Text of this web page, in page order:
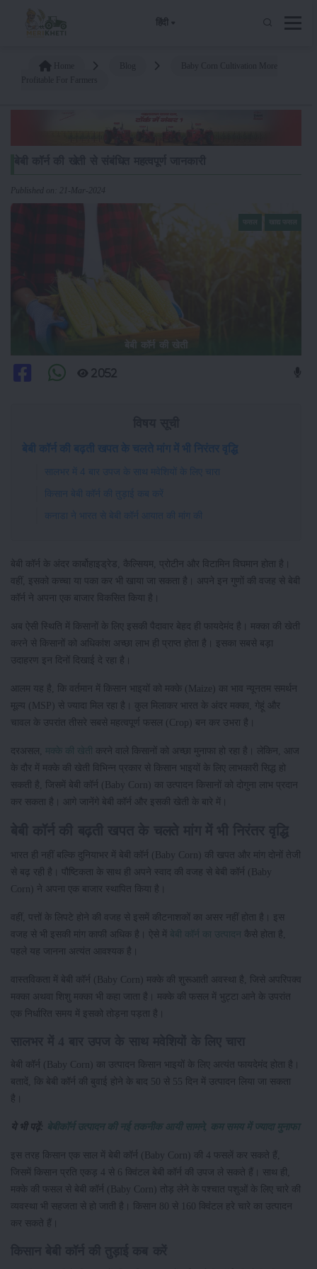
हिंदी
Published on: 21-Mar-2024
2052
बेबी कॉर्न की बढ़ती खपत के चलते मांग में भी निरंतर वृद्धि
सालभर में 4 बार उपज के साथ मवेशियों के लिए चारा
किसान बेबी कॉर्न की तुड़ाई कब करें
कनाडा ने भारत से बेबी कॉर्न आयात की मांग की
बेबी कॉर्न के अंदर कार्बोहाइड्रेड, कैल्सियम, प्रोटीन और विटामिन विघमान होता है।
वहीं, इसको कच्चा या पका कर भी खाया जा सकता है। अपने इन गुणाें की वजह से बेबी
कॉर्न ने अपना एक बाजार विकसित किया है।
अब ऐसी स्थिति में किसानों के लिए इसकी पैदावार बेहद ही फायदेमंद है। मक्का की खेती
करने से किसानों को अधिकांश अच्छा लाभ ही प्राप्त होता है। इसका सबसे बड़ा
उदाहरण इन दिनों दिखाई दे रहा है।
आलम यह है, कि वर्तमान में किसान भाइयों को मक्के (Maize) का भाव न्यूनतम समर्थन
मूल्य (MSP) से ज्यादा मिल रहा है। कुल मिलाकर भारत के अंदर मक्का, गेहूं और
चावल के उपरांत तीसरे सबसे महत्वपूर्ण फसल (Crop) बन कर उभरा है।
दरअसल, मक्के की खेती
करने वाले किसानों को अच्छा मुनाफा हो रहा है। लेकिन, आज
के दौर में मक्के की खेती विभिन्न प्रकार से किसान भाइयों के लिए लाभकारी सिद्ध हो
सकती है, जिसमें बेबी कॉर्न (Baby Corn) का उत्पादन किसानों को दोगुना लाभ प्रदान
कर सकता है। आगे जानेंगे बेबी कॉर्न और इसकी खेती के बारे में।
भारत ही नहीं बल्कि दुनियाभर में बेबी कॉर्न (Baby Corn) की खपत और मांग दोनों तेजी
से बढ़ रही है। पौष्टिकता के साथ ही अपने स्वाद की वजह से बेबी कॉर्न (Baby
Corn) ने अपना एक बाजार स्थापित किया है।
वहीं, पत्तों के लिपटे होने की वजह से इसमें कीटनाशकों का असर नहीं होता है। इस
वजह से भी इसकी मांग काफी अधिक है। ऐसे में
बेबी कॉर्न का उत्पादन कैसे होता है,
पहले यह जानना अत्यंत आवश्यक है।
वास्तविकता में बेबी कॉर्न (Baby Corn) मक्के की शुरूआती अवस्था है, जिसे अपरिपक्व
मक्का अथवा शिशु मक्का भी कहा जाता है। मक्के की फसल में भुट्टा आने के उपरांत
एक निर्धारित समय में इसको तोड़ना पड़ता है।
बेबी कॉर्न (Baby Corn) का उत्पादन किसान भाइयों के लिए अत्यंत फायदेमंद होता है।
बतादें, कि बेबी कॉर्न की बुवाई होने के बाद 50 से 55 दिन में उत्पादन लिया जा सकता
है।
ये भी पढ़ें: बेबीकॉर्न उत्पादन की नई तकनीक आयी सामने, कम समय में ज्यादा मुनाफा
इस तरह किसान एक साल में बेबी कॉर्न (Baby Corn) की 4 फसलें कर सकते हैं,
जिसमें किसान प्रति एकड़ 4 से 6 क्विंटल बेबी कॉर्न की उपज ले सकते हैं। साथ ही,
मक्के की फसल से बेबी कॉर्न (Baby Corn) तोड़ लेने के पश्चात पशुओं के लिए चारे की
व्यवस्था भी सहजता से हो जाती है। किसान 80 से 160 क्विंंटल हरे चारे का उत्पादन
कर सकते हैं।